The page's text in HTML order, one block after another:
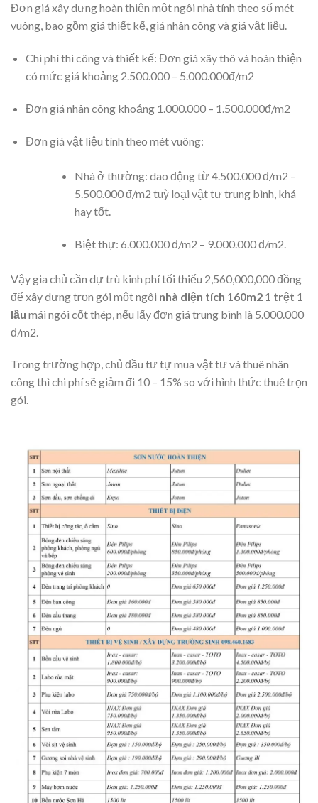
Đơn giá xây dựng hoàn thiện một ngôi nhà tính theo số mét
vuông, bao gồm giá thiết kế, giá nhân công và giá vật liệu.
Chi phí thi công và thiết kế: Đơn giá xây thô và hoàn thiện
có mức giá khoảng 2.500.000 – 5.000.000đ/m2
Đơn giá nhân công khoảng 1.000.000 – 1.500.000đ/m2
Đơn giá vật liệu tính theo mét vuông:
Nhà ở thường: dao động từ 4.500.000 đ/m2 –
5.500.000 đ/m2 tuỳ loại vật tư trung bình, khá
hay tốt.
Biệt thự: 6.000.000 đ/m2 – 9.000.000 đ/m2.
Vậy gia chủ cần dự trù kinh phí tối thiểu 2,560,000,000 đồng
để xây dựng trọn gói một ngôi nhà diện tích 160m2 1 trệt 1
lầu mái ngói cốt thép, nếu lấy đơn giá trung bình là 5.000.000
đ/m2.
Trong trường hợp, chủ đầu tư tự mua vật tư và thuê nhân
công thì chi phí sẽ giảm đi 10 – 15% so với hình thức thuê trọn
gói.